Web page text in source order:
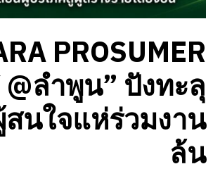
PROSUMER
@ลำพูน” ปังทะลุ
สนใจแห่ร่วมงาน
ล้น